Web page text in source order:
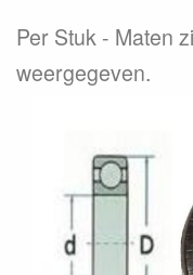
Per Stuk
Maten
weergegeven.